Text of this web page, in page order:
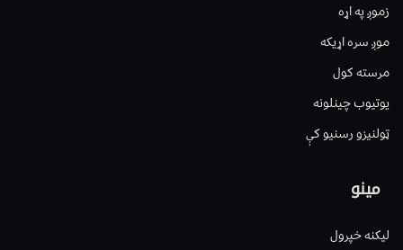
زموږ په اړه
موږ سره اړیکه
مرسته کول
یوتیوب چینلونه
ټولنیزو رسنیو کې
مینو
لیکنه خپرول